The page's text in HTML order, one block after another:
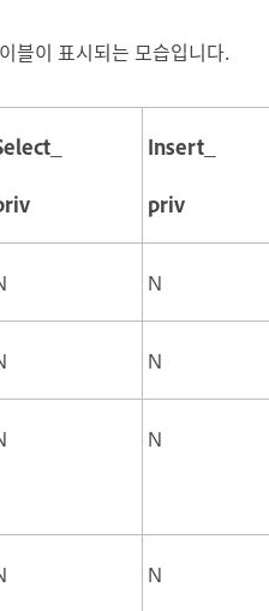
블이 표시되는 모습입니다.
Insert_
priv
N
N
N
N